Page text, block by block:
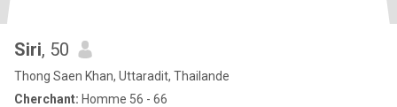
Siri, 50
Thong Saen Khan, Uttaradit, Thailande
Cherchant: Homme 56 - 66